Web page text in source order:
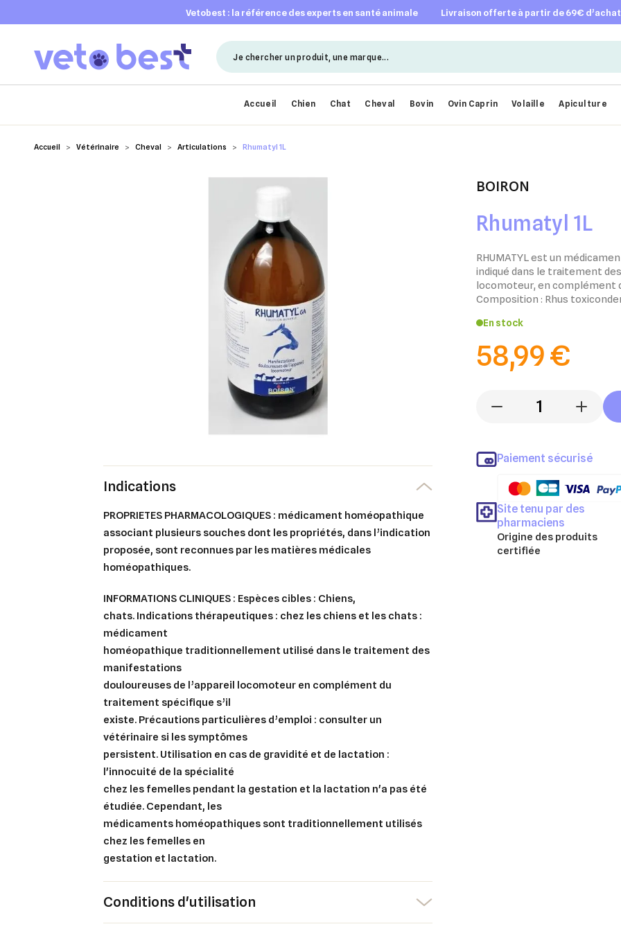
vetobest : la référence des experts en santé animale livraison offerte à partir de 69€
Accueil Chien Chat Cheval Bovin Ovin Caprin Volaille Apiculture
Accueil Vétérinaire Cheval Articulations Rhumatyl 1L
BOIRON
Rhumatyl 1L
RHUMATYL est un
indiqué dans le traitement
locomoteur, en complément
Composition : Rhus
En stock
58,99 €
- +
Paiement sécurisé
Site tenu par des
pharmaciens
Origine des produits
certifiée
Indications
PROPRIETES PHARMACOLOGIQUES : médicament homéopathique
associant plusieurs souches dont les propriétés, dans l’indication
proposée, sont reconnues par les matières médicales
homéopathiques.
INFORMATIONS CLINIQUES : Espèces cibles : Chiens,
chats. Indications thérapeutiques : chez les chiens et les chats :
médicament
homéopathique traditionnellement utilisé dans le traitement des
manifestations
douloureuses de l’appareil locomoteur en complément du
traitement spécifique s’il
existe. Précautions particulières d’emploi : consulter un
vétérinaire si les symptômes
persistent. Utilisation en cas de gravidité et de lactation :
l'innocuité de la spécialité
chez les femelles pendant la gestation et la lactation n'a pas été
étudiée. Cependant, les
médicaments homéopathiques sont traditionnellement utilisés
chez les femelles en
gestation et lactation.
Conditions d'utilisation